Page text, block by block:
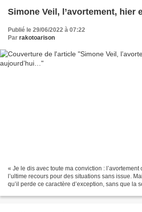
Simone Veil, l’avortement, hier
Publié le 29/06/2022 à 07:22
Par rakotoarison
« Je le dis avec toute ma conviction : l’avortement
l’ultime recours pour des situations sans issue.
qu’il perde ce caractère d’exception, sans que la